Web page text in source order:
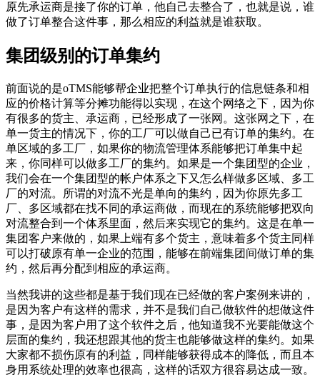
原先承运商是接了你的订单，他自己去整合了，也就是说，谁
做了订单整合这件事，那么相应的利益就是谁获取。
集团级别的订单集约
前面说的是oTMS能够帮企业把整个订单执行的信息链条和相
应的价格计算等分摊功能得以实现，在这个网络之下，因为你
有很多的货主、承运商，已经形成了一张网。这张网之下，在
单一货主的情况下，你的工厂可以做自己已有订单的集约。在
单区域的多工厂，如果你的物流管理体系能够把订单集中起
来，你同样可以做多工厂的集约。如果是一个集团型的企业，
我们会在一个集团型的帐户体系之下又怎么样做多区域、多工
厂的对流。所谓的对流不光是单向的集约，因为你原先多工
厂、多区域都在找不同的承运商做，而现在的系统能够把双向
对流整合到一个体系里面，然后来实现它的集约。这是在单一
集团客户来做的，如果上端有多个货主，意味着多个货主同样
可以打破原有单一企业的范围，能够在前端集团间做订单的集
约，然后再分配到相应的承运商。
当然我讲的这些都是基于我们现在已经做的客户案例来讲的，
是因为客户有这样的需求，并不是我们自己做软件的想做这件
事，是因为客户用了这个软件之后，他知道我不光要能做这个
层面的集约，我还想跟其他的货主也能够做这样的集约。如果
大家都不损伤原有的利益，同样能够获得成本的降低，而且本
身用系统处理的效率也很高，这样的话双方很容易达成一致。